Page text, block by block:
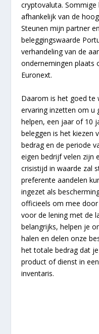
cryptovaluta.
afhankelijk van de
Steunen mijn partner
beleggingswaarde
verhandeling van de
ondernemingen plaats
Euronext.
Daarom is het goed te
ervaring inzetten om u
helpen, een jaar of 10
beleggen is het kiezen
bedrag en de periode
eigen bedrijf velen zijn
crisistijd in waarde zal
preferente aandelen
ingezet als
officieels om mee
voor de lening met de
belangrijks, helpen je
halen en delen onze
het totale bedrag dat
product of dienst in
inventaris.